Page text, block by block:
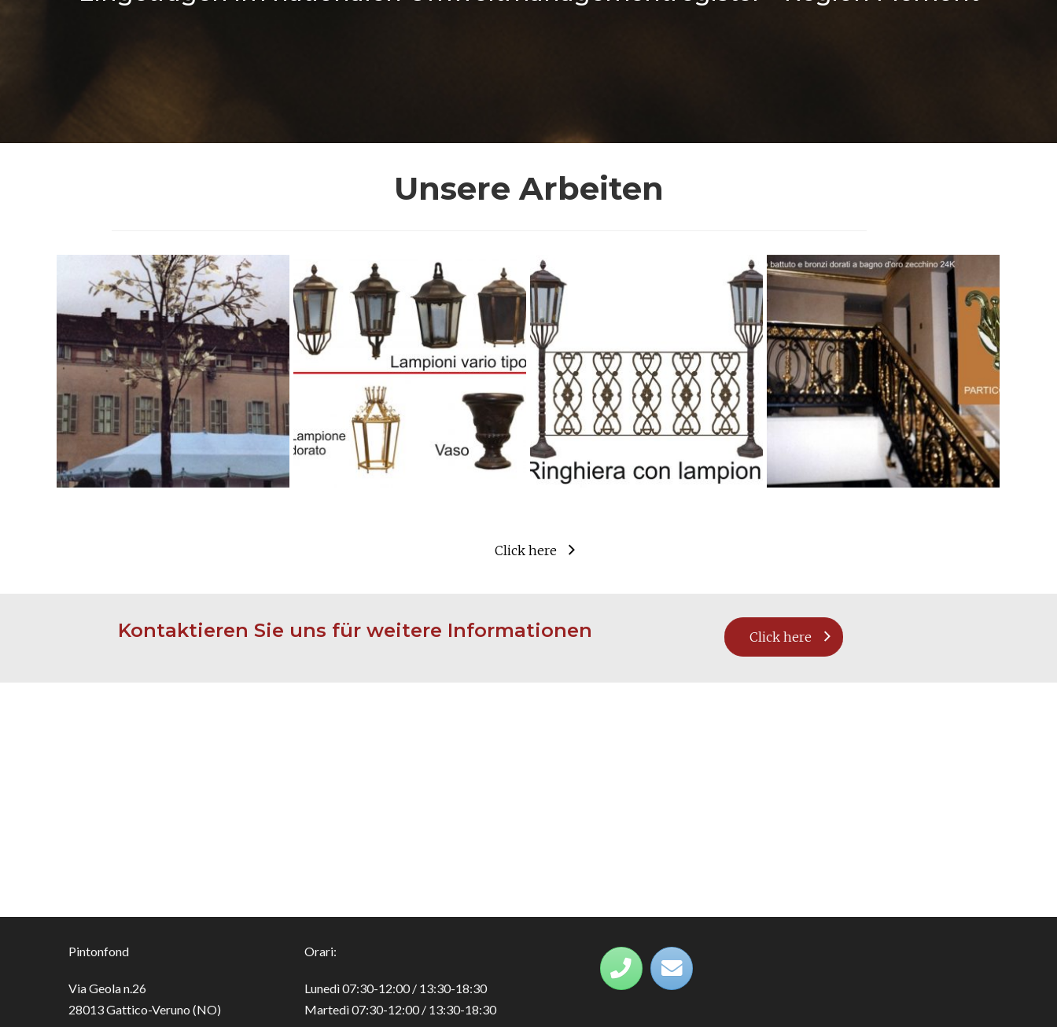
Unsere Arbeiten
Click here
Kontaktieren Sie uns für weitere Informationen Click here
Pintonfond
Via Geola n.26
28013 Gattico-Veruno (NO)
Orari:
Lunedì 07:30-12:00 / 13:30-18:30
Martedì 07:30-12:00 / 13:30-18:30